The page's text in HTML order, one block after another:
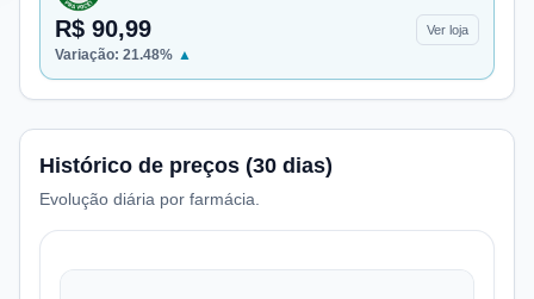
R$ 90,99 Ver loja
Variação: 21.48% ▲
Histórico de preços (30 dias)
Evolução diária por farmácia.